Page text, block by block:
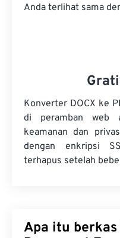
Anda terlihat sama
Konverter DOCX ke
di peramban web
keamanan dan
dengan enkripsi
terhapus setelah
Apa itu